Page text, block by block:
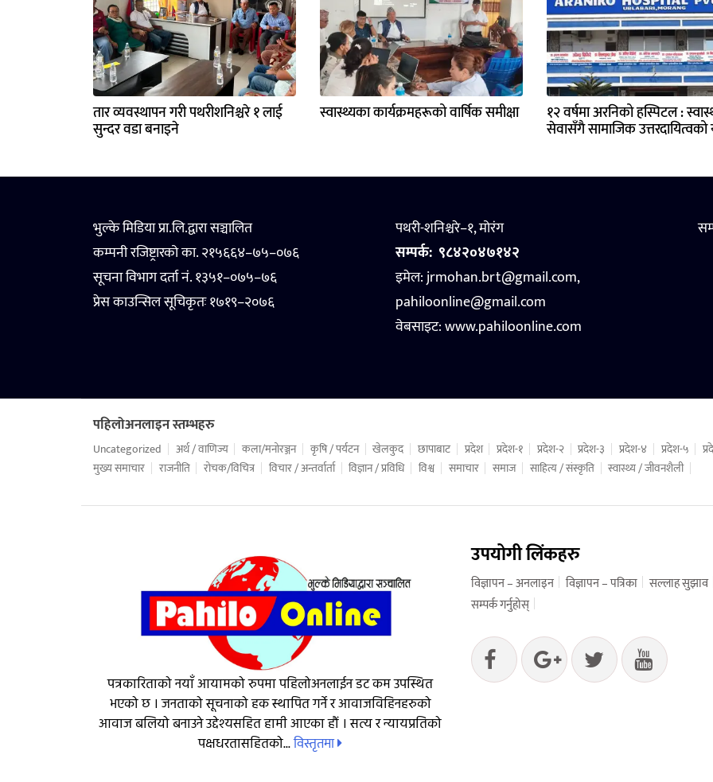
तार व्यवस्थापन गरी पथरीशनिश्चरे १ लाई
सुन्दर वडा बनाइने
स्वास्थ्यका कार्यक्रमहरूको वार्षिक समीक्षा १२ वर्षमा अरनिको हस्पिटल :
सेवासँगै सामाजिक उत्तरदायित्वको
भुल्के मिडिया प्रा.लि.द्वारा सञ्चालित
कम्पनी रजिष्ट्रारको का. २१५६६४–७५–०७६
सूचना विभाग दर्ता नं. १३५१–०७५–७६
प्रेस काउन्सिल सूचिकृतः १७१९–२०७६
पथरी-शनिश्चरे–१, मोरंग
सम्पर्क: ९८४२०४७१४२
इमेल: jrmohan.brt@gmail.com,
pahiloonline@gmail.com
वेबसाइट:www.pahiloonline.com
पहिलोअनलाइन स्तम्भहरु
Uncategorized अर्थ / वाणिज्य कला/मनोरञ्जन कृषि / पर्यटन खेलकुद छापाबाट प्रदेश प्रदेश-१ प्रदेश-२ प्रदेश-३ प्रदेश-४ प्रदेश-५
मुख्य समाचार
राजनीति रोचक/विचित्र विचार / अन्तर्वार्ता विज्ञान / प्रविधि विश्व समाचार समाज साहित्य / संस्कृति स्वास्थ्य / जीवनशैली
पत्रकारिताको नयाँ आयामको रुपमा पहिलोअनलाईन डट कम उपस्थित
भएको छ । जनताको सूचनाको हक स्थापित गर्ने र आवाजविहिनहरुको
आवाज बलियो बनाउने उद्देश्यसहित हामी आएका हौं । सत्य र न्यायप्रतिको
पक्षधरतासहितको...विस्तृतमा
उपयोगी लिंकहरु
विज्ञापन – अनलाइन विज्ञापन – पत्रिका सल्लाह सुझाव
सम्पर्क गर्नुहोस्